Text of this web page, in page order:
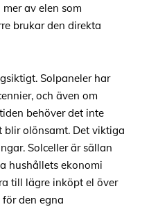
av elen som
brukar den direkta
Solpaneler har
och även om
behöver det inte
blir olönsamt. Det viktiga
Solceller är sällan
hushållets ekonomi
till lägre inköpt el över
den egna